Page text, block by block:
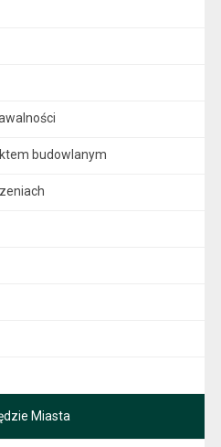
budowlanym
Miasta